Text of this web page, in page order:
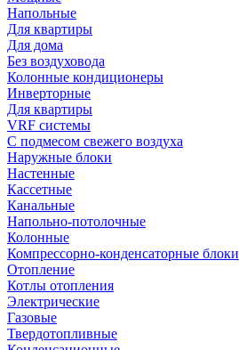
Напольные
Для квартиры
Для дома
Без воздуховода
Колонные кондиционеры
Инверторные
Для квартиры
VRF системы
С подмесом свежего воздуха
Наружные блоки
Настенные
Кассетные
Канальные
Напольно-потолочные
Колонные
Компрессорно-конденсаторные блоки
Отопление
Котлы отопления
Электрические
Газовые
Твердотопливные